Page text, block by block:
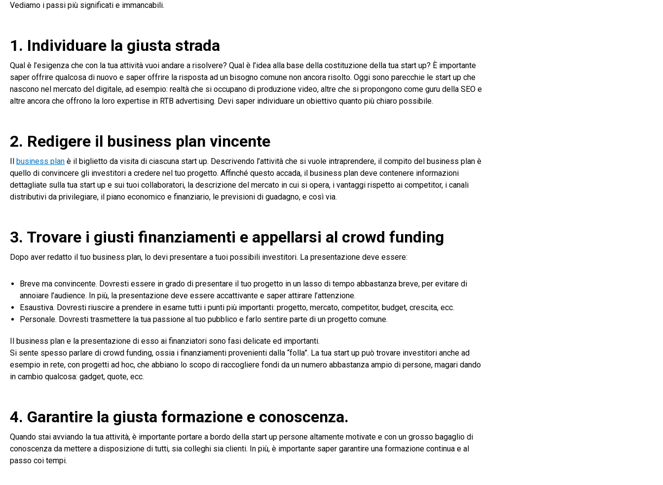
Vediamo i passi più significati e immancabili.
1. Individuare la giusta strada
Qual è l’esigenza che con la tua attività vuoi andare a risolvere? Qual è l’idea alla base della costituzione della tua start up? È importante
saper offrire qualcosa di nuovo e saper offrire la risposta ad un bisogno comune non ancora risolto. Oggi sono parecchie le start up che
nascono nel mercato del digitale, ad esempio: realtà che si occupano di produzione video, altre che si propongono come guru della SEO e
altre ancora che offrono la loro expertise in RTB advertising. Devi saper individuare un obiettivo quanto più chiaro possibile.
2. Redigere il business plan vincente
business plan è il biglietto da visita di ciascuna start up. Descrivendo l’attività che si vuole intraprendere, il compito del business plan è
quello di convincere gli investitori a credere nel tuo progetto. Affinché questo accada, il business plan deve contenere informazioni
dettagliate sulla tua start up e sui tuoi collaboratori, la descrizione del mercato in cui si opera, i vantaggi rispetto ai competitor, i canali
distributivi da privilegiare, il piano economico e finanziario, le previsioni di guadagno, e così via.
3. Trovare i giusti finanziamenti e appellarsi al crowd funding
Dopo aver redatto il tuo business plan, lo devi presentare a tuoi possibili investitori. La presentazione deve essere:
Breve ma convincente. Dovresti essere in grado di presentare il tuo progetto in un lasso di tempo abbastanza breve, per evitare di
annoiare l’audience. In più, la presentazione deve essere accattivante e saper attirare l’attenzione.
Esaustiva. Dovresti riuscire a prendere in esame tutti i punti più importanti: progetto, mercato, competitor, budget, crescita, ecc.
Personale. Dovresti trasmettere la tua passione al tuo pubblico e farlo sentire parte di un progetto comune.
Il business plan e la presentazione di esso ai finanziatori sono fasi delicate ed importanti.
Si sente spesso parlare di crowd funding, ossia i finanziamenti provenienti dalla “folla”. La tua start up può trovare investitori anche ad
esempio in rete, con progetti ad hoc, che abbiano lo scopo di raccogliere fondi da un numero abbastanza ampio di persone, magari dando
in cambio qualcosa: gadget, quote, ecc.
4. Garantire la giusta formazione e conoscenza.
Quando stai avviando la tua attività, è importante portare a bordo della start up persone altamente motivate e con un grosso bagaglio di
conoscenza da mettere a disposizione di tutti, sia colleghi sia clienti. In più, è importante saper garantire una formazione continua e al
passo coi tempi.